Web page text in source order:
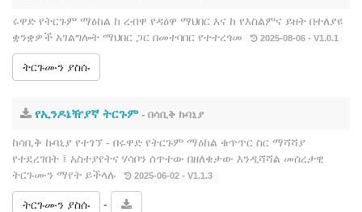
ሩዋድ የትርጉም ማዕከል ከ ረብዋ የዳዕዋ ማህበር እና ከ የእስልምና ይዘት በተለያዩ
ቋንቋዎች አገልግሎት ማህበር ጋር በመተባበር የተተረጎመ
2025-08-06 - V1.0.1
ትርጉሙን ያስሱ
የኢንዶኔዥያኛ ትርጉም- በሳቢቅ ኩባኒያ
ከሳቢቅ ኩባኒያ የተገኘ ‐ በሩዋድ የትርጉም ማዕከል ቁጥጥር ስር ማሻሻያ
የተደረገበት ፤ አስተያየትና ሃሳቦን ሰጥተው በዘለቄታው እንዲሻሻል መሰረታዊ
ትርጉሙን ማየት ይችላሉ
2025-06-02 - V1.1.3
ትርጉሙን ያስሱ -